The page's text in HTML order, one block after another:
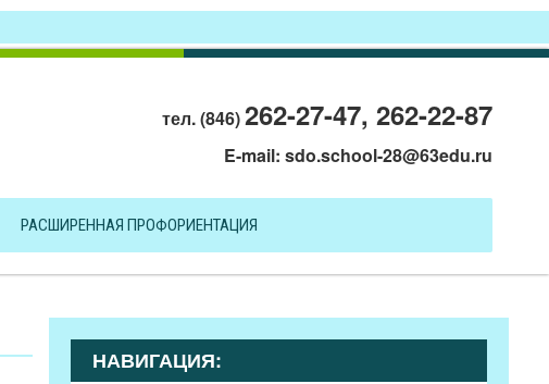
тел. (846)262-27-47, 262-22-87
E-mail: sdo.school-28@63edu.ru
РАСШИРЕННАЯ ПРОФОРИЕНТАЦИЯ
НАВИГАЦИЯ: